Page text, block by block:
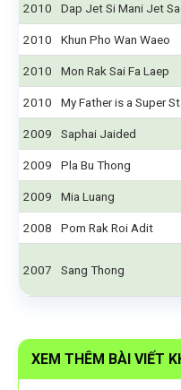
2010 Dap Jet Si Mani Jet
2010 Khun Pho Wan Waeo
2010 Mon Rak Sai Fa Laep
2010 My Father is a Super
2009 Saphai Jaided
2009 Pla Bu Thong
2009 Mia Luang
2008 Pom Rak Roi Adit
2007 Sang Thong
XEM THÊM BÀI VIẾT